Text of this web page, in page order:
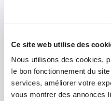
Ce site web utilise des
Nous utilisons des cookies,
le bon fonctionnement du
services, améliorer votre
vous montrer des annonces